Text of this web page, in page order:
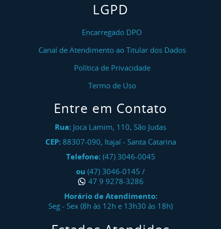
LGPD
Encarregado DPO
Canal de Atendimento ao Titular dos Dados
Política de Privacidade
Termo de Uso
Entre em Contato
Rua: Joca Lamim, 110, São Judas
CEP: 88307-090, Itajaí- Santa Catarina
Telefone: (47) 3046-0045
ou (47) 3046-0145 /
47 9 9278-3286
Horário de Atendimento:
Seg - Sex (8h às 12h e 13h30 às 18h)